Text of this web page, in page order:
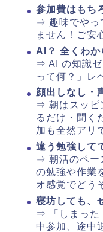
参加費はもち
⇒ 趣味でやっ
ません！ご安
AI？ 全くわか
⇒ AI の知識ゼ
って何？」レ
顔出しなし・
⇒ 朝はスッピ
るだけ・聞く
加も全然アリ
違う勉強して
⇒ 朝活のペー
の勉強や作業
オ感覚でどう
寝坊しても、
⇒ 「しまった
中参加、途中